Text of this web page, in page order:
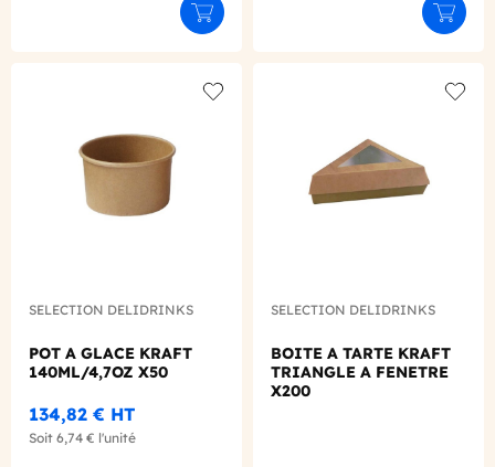
Ajouter au panier
SELECTION DELIDRINKS
POT A GLACE KRAFT
140ML/4,7OZ X50
134,82 € HT
Soit 6,74 € l'unité
SELECTION DELIDRINKS
BOITE A TARTE KRAFT
TRIANGLE A FENETRE
X200